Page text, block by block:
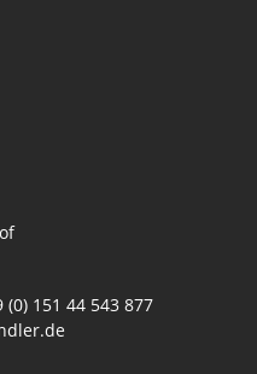
(0) 151 44 543 877